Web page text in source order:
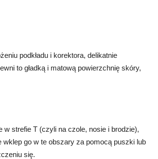
podkładu i korektora, delikatnie
to gładką i matową powierzchnię skóry,
strefie T (czyli na czole, nosie i brodzie),
go w te obszary za pomocą puszki lub
się.